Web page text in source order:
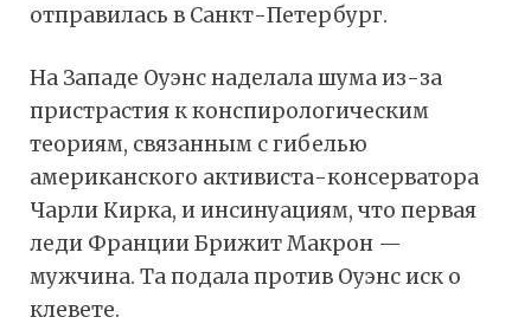
отправилась в Санкт-Петербург.
На Западе Оуэнс наделала шума из-за
пристрастия к конспирологическим
теориям, связанным с гибелью
американского активиста-консерватора
Чарли Кирка, и инсинуациям, что первая
леди Франции Брижит Макрон —
мужчина. Та подала против Оуэнс иск о
клевете.